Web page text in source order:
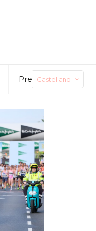
Preguntas
Castellano